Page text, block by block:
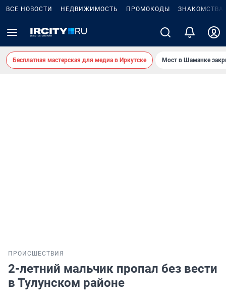
ВСЕ НОВОСТИ НЕДВИЖИМОСТЬ ПРОМОКОДЫ ЗНАКОМСТВА
Бесплатная мастерская для медиа в Иркутске Мост в Шаманке
ПРОИСШЕСТВИЯ
2-летний мальчик пропал без вести
в Тулунском районе